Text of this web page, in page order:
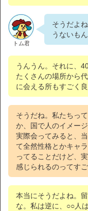
トム君
そうだよ
うないもん
うんうん。それに、
たくさんの場所から
に会える所もすごく
そうだね。私たちっ
か、国で人のイメー
実際会ってみると、
て全然性格とかキャ
ってることだけど、
感じられるのってすご
本当にそうだよね。
な。私は逆に、○○人